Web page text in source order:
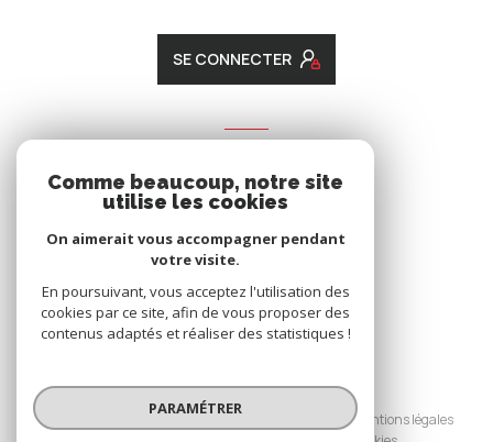
SE CONNECTER
Nous adhérons
© 2026 | Tous droits réservés
Nos honoraires
Nos partenaires
Mentions légales
Comme beaucoup, notre site
utilise les cookies
On aimerait vous accompagner pendant
votre visite.
En poursuivant, vous acceptez l'utilisation des
cookies par ce site, afin de vous proposer des
contenus adaptés et réaliser des statistiques !
PARAMÉTRER